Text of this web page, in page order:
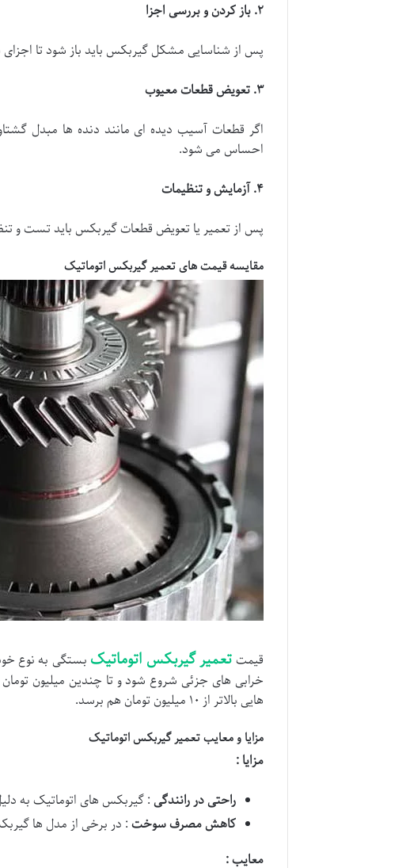
۲.باز کردن و بررسی اجزا
پس از شناسایی مشکل گیربکس باید باز شود تا
۳.تعویض قطعات معیوب
اگر قطعات آسیب دیده ای مانند دنده ها مبدل
احساس می شود.
۴.آزمایش و تنظیمات
پس از تعمیر یا تعویض قطعات گیربکس باید تست و
مقایسه قیمت های تعمیر گیربکس اتوماتیک
قیمتتعمیر گیربکس اتوماتیک بستگی به نوع
خرابی های جزئی شروع شود و تا چندین میلیون
هایی بالاتر از ۱۰ میلیون تومان هم برسد.
مزایا و معایب تعمیر گیربکس اتوماتیک
مزایا :
راحتی در رانندگی: گیربکس های اتوماتیک به
کاهش مصرف سوخت: در برخی از مدل ها
معایب :